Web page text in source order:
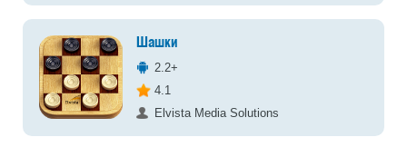
Шашки
2.2+
4.1
Elvista Media Solutions